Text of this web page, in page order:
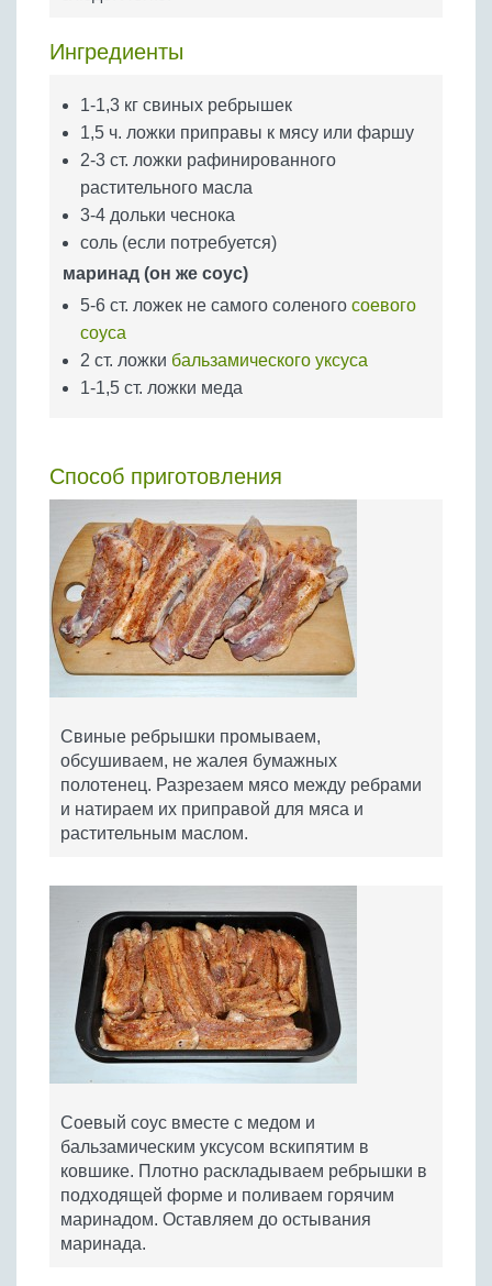
Яйца
Ингредиенты
1-1,3 кг свиных ребрышек
1,5 ч. ложки приправы к мясу или фаршу
2-3 ст. ложки рафинированного
растительного масла
3-4 дольки чеснока
соль (если потребуется)
маринад (он же соус)
5-6 ст. ложек не самого соленого соевого
соуса
2 ст. ложки бальзамического уксуса
1-1,5 ст. ложки меда
Способ приготовления
Свиные ребрышки промываем,
обсушиваем, не жалея бумажных
полотенец. Разрезаем мясо между ребрами
и натираем их приправой для мяса и
растительным маслом.
Соевый соус вместе с медом и
бальзамическим уксусом вскипятим в
ковшике. Плотно раскладываем ребрышки в
подходящей форме и поливаем горячим
маринадом. Оставляем до остывания
маринада.